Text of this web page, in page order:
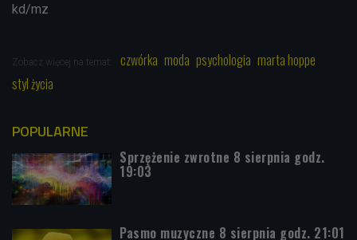
kd/mz
Zobacz więcej na temat: czwórka moda psychologia marta hoppe
styl życia
POPULARNE
Sprzężenie zwrotne 8 sierpnia godz.
19:03
Pasmo muzyczne 8 sierpnia godz. 21:01